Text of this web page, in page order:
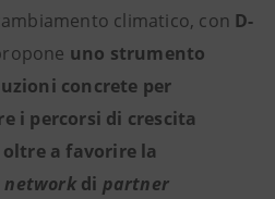
climatico, con D-
uno strumento
concrete per
i percorsi di crescita
a favorire la
networkdi partner